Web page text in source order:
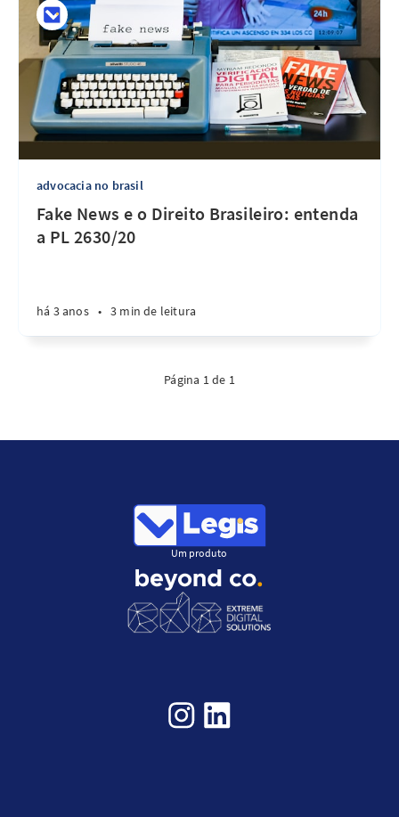
advocacia no brasil
Fake News e o Direito Brasileiro: entenda
a PL 2630/20
há 3 anos • 3 min de leitura
Página 1 de 1
Um produto